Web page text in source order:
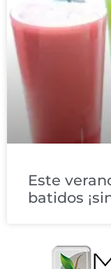
Este
batidos